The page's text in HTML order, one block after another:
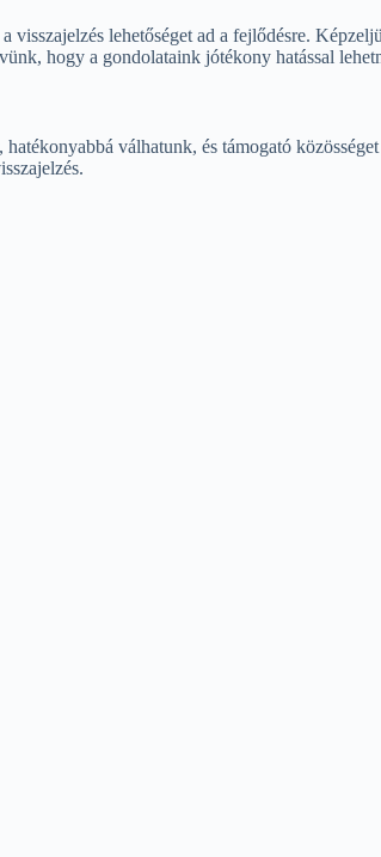
visszajelzés lehetőséget ad a fejlődésre.
hogy a gondolataink jótékony hatással
válhatunk, és támogató